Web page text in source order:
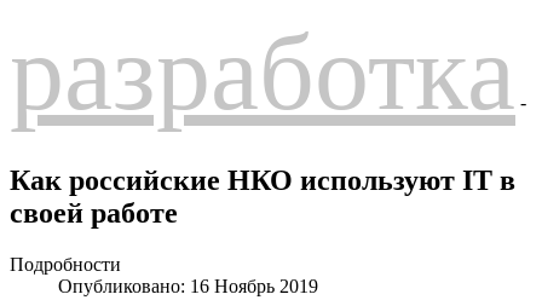
разработка -
Как российские НКО используют IT в
своей работе
Подробности
Опубликовано: 16 Ноябрь 2019